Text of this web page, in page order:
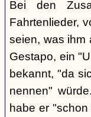
Bei den
Fahrtenlieder,
seien, was ihm
Gestapo, ein
bekannt, "da
nennen"
habe er